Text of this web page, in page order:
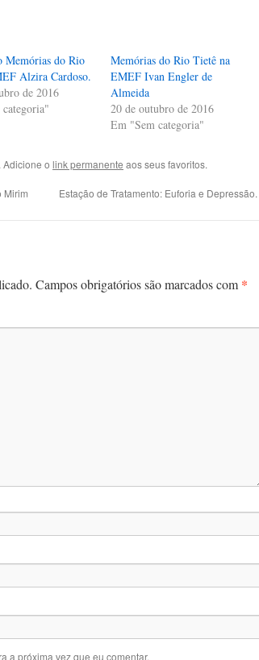
Memórias do Rio
Alzira Cardoso.
de 2016
Memórias do Rio Tietê na
EMEF Ivan Engler de
Almeida
20 de outubro de 2016
Em "Sem categoria"
. Adicione o link permanente aos seus favoritos.
Mirim Estação de Tratamento: Euforia e Depressão.
Campos obrigatórios são marcados com *
a próxima vez que eu comentar.